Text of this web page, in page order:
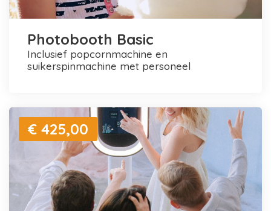
Photobooth Basic
inclusief popcornmachine en
suikerspinmachine met personeel
€ 425,00